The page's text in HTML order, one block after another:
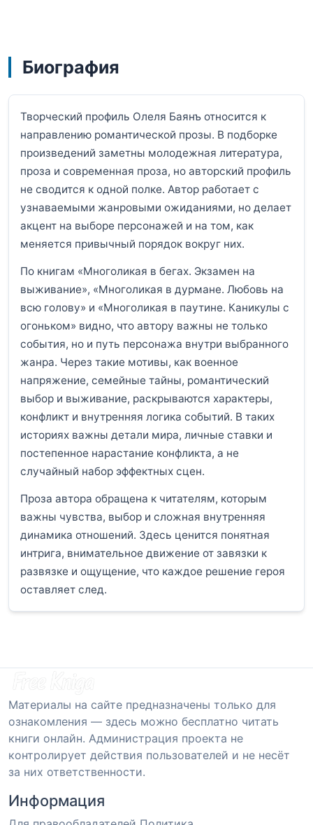
Биография
Творческий профиль Олеля Баянъ относится к
направлению романтической прозы. В подборке
произведений заметны молодежная литература,
проза и современная проза, но авторский профиль
не сводится к одной полке. Автор работает с
узнаваемыми жанровыми ожиданиями, но делает
акцент на выборе персонажей и на том, как
меняется привычный порядок вокруг них.
По книгам «Многоликая в бегах. Экзамен на
выживание», «Многоликая в дурмане. Любовь на
всю голову» и «Многоликая в паутине. Каникулы с
огоньком» видно, что автору важны не только
события, но и путь персонажа внутри выбранного
жанра. Через такие мотивы, как военное
напряжение, семейные тайны, романтический
выбор и выживание, раскрываются характеры,
конфликт и внутренняя логика событий. В таких
историях важны детали мира, личные ставки и
постепенное нарастание конфликта, а не
случайный набор эффектных сцен.
Проза автора обращена к читателям, которым
важны чувства, выбор и сложная внутренняя
динамика отношений. Здесь ценится понятная
интрига, внимательное движение от завязки к
развязке и ощущение, что каждое решение героя
оставляет след.
Материалы на сайте предназначены только для
ознакомления — здесь можно бесплатно читать
книги онлайн. Администрация проекта не
контролирует действия пользователей и не несёт
за них ответственности.
Информация